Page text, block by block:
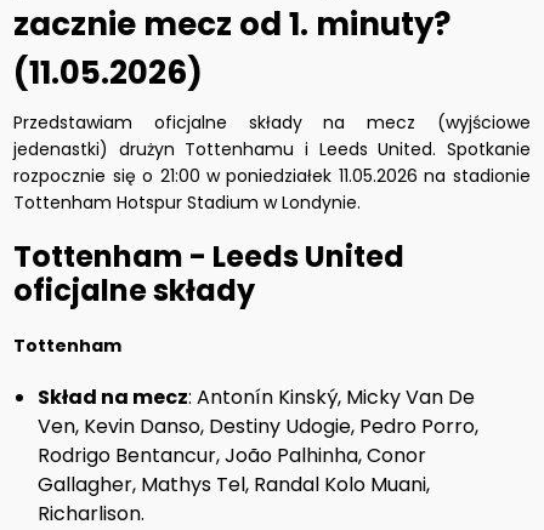
zacznie mecz od 1. minuty?
(11.05.2026)
Przedstawiam oficjalne składy na mecz (wyjściowe
jedenastki) drużyn Tottenhamu i Leeds United. Spotkanie
rozpocznie się o 21:00 w poniedziałek 11.05.2026 na stadionie
Tottenham Hotspur Stadium w Londynie.
Tottenham - Leeds United
oficjalne składy
Tottenham
Skład na mecz: Antonín Kinský, Micky Van De
Ven, Kevin Danso, Destiny Udogie, Pedro Porro,
Rodrigo Bentancur, João Palhinha, Conor
Gallagher, Mathys Tel, Randal Kolo Muani,
Richarlison.